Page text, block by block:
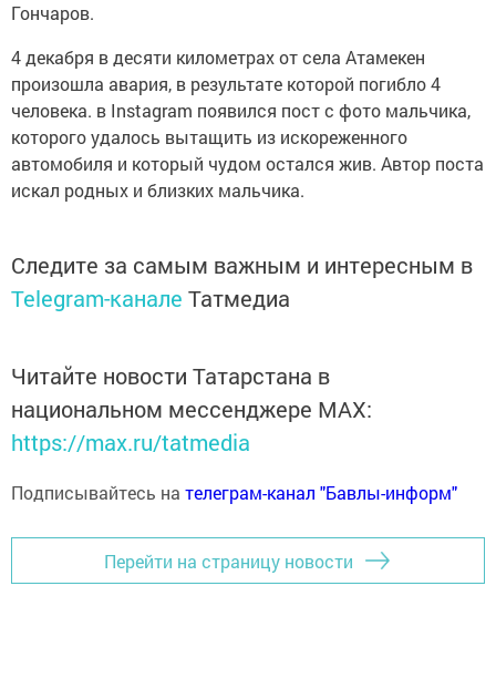
Гончаров.
4 декабря в десяти километрах от села Атамекен
произошла авария, в результате которой погибло 4
человека. в Instagram появился пост с фото мальчика,
которого удалось вытащить из искореженного
автомобиля и который чудом остался жив. Автор поста
искал родных и близких мальчика.
Следите за самым важным и интересным в
Telegram-канале Татмедиа
Читайте новости Татарстана в
национальном мессенджере MАХ:
https://max.ru/tatmedia
Подписывайтесь на телеграм-канал "Бавлы-информ"
Перейти на страницу новости